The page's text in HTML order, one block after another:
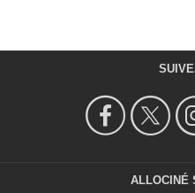
ALLOCINÉ